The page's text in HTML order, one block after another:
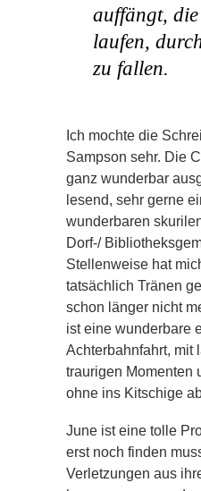
auffängt,
laufen,
zu fallen.
Ich mochte die
Sampson sehr. Die
ganz wunderbar
lesend, sehr gerne
wunderbaren
Dorf-/
Stellenweise hat
tatsächlich Tränen
schon länger nicht
ist eine wunderbare
Achterbahnfahrt, mit
traurigen Momenten
ohne ins Kitschige
June ist eine tolle
erst noch finden
Verletzungen aus